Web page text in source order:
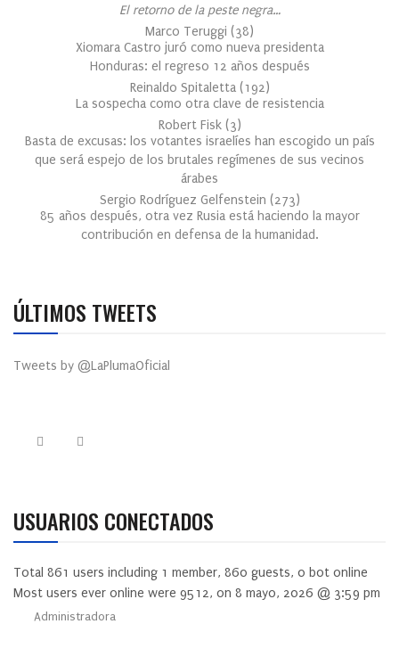
El retorno de la peste negra…
Marco Teruggi (38)
Xiomara Castro juró como nueva presidenta
Honduras: el regreso 12 años después
Reinaldo Spitaletta (192)
La sospecha como otra clave de resistencia
Robert Fisk (3)
Basta de excusas: los votantes israelíes han escogido un país
que será espejo de los brutales regímenes de sus vecinos
árabes
Sergio Rodríguez Gelfenstein (273)
85 años después, otra vez Rusia está haciendo la mayor
contribución en defensa de la humanidad.
ÚLTIMOS TWEETS
Tweets by @LaPlumaOficial
USUARIOS CONECTADOS
Total 861 users including 1 member, 860 guests, 0 bot online
Most users ever online were 9512, on 8 mayo, 2026 @ 3:59 pm
Administradora